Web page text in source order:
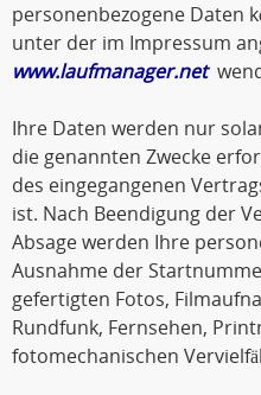
personenbezogene Daten
unter der im Impressum
www.laufmanager.net
Ihre Daten werden nur
die genannten Zwecke
des eingegangenen
ist. Nach Beendigung der
Absage werden Ihre
Ausnahme der
gefertigten Fotos,
Rundfunk, Fernsehen,
fotomechanischen